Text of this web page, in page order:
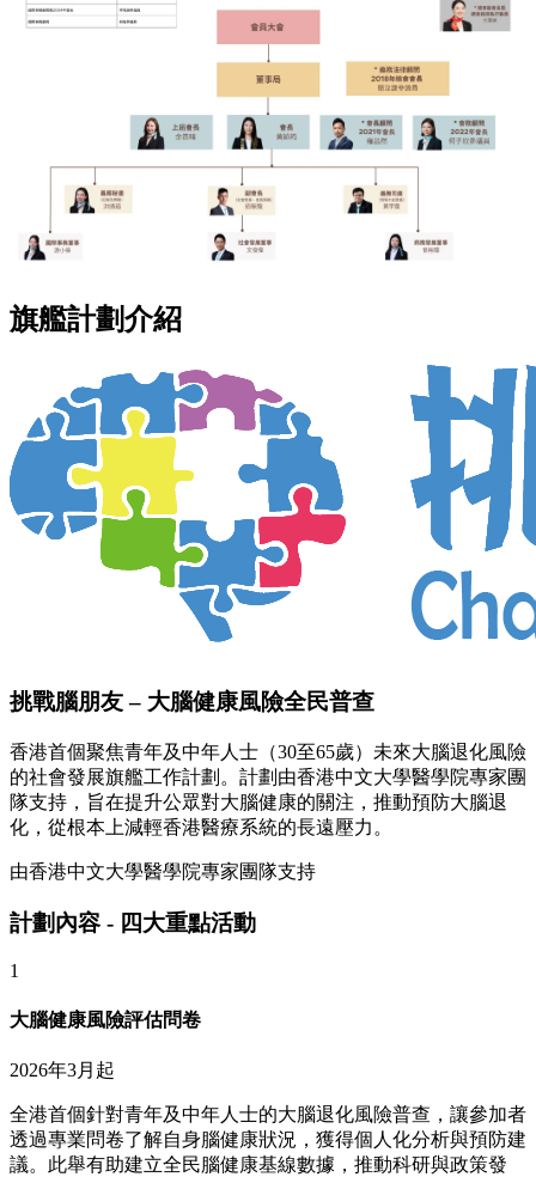
旗艦計劃介紹
挑戰腦朋友 – 大腦健康風險全民普查
香港首個聚焦青年及中年人士（30至65歲）未來大腦退化風險
的社會發展旗艦工作計劃。計劃由香港中文大學醫學院專家團
隊支持，旨在提升公眾對大腦健康的關注，推動預防大腦退
化，從根本上減輕香港醫療系統的長遠壓力。
由香港中文大學醫學院專家團隊支持
計劃內容 - 四大重點活動
1
大腦健康風險評估問卷
2026年3月起
全港首個針對青年及中年人士的大腦退化風險普查，讓參加者
透過專業問卷了解自身腦健康狀況，獲得個人化分析與預防建
議。此舉有助建立全民腦健康基線數據，推動科研與政策發